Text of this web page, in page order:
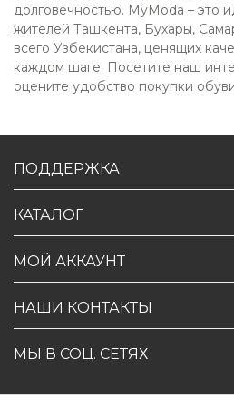
долговечностью. MyModa – это
жителей Ташкента, Бухары,
всего Узбекистана, ценящих
каждом шаге. Посетите наш
оцените удобство покупки
ПОДДЕРЖКА
КАТАЛОГ
МОЙ АККАУНТ
НАШИ КОНТАКТЫ
МЫ В СОЦ. СЕТЯХ